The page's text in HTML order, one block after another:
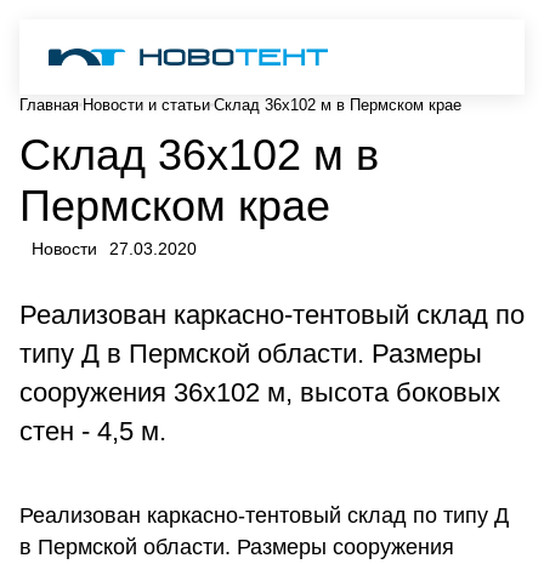
Главная Новости и статьи Склад 36х102 м в Пермском крае
Склад 36х102 м в
Пермском крае
Новости 27.03.2020
Реализован каркасно-тентовый склад по
типу Д в Пермской области. Размеры
сооружения 36х102 м, высота боковых
стен - 4,5 м.
Реализован каркасно-тентовый склад по типу Д
в Пермской области. Размеры сооружения